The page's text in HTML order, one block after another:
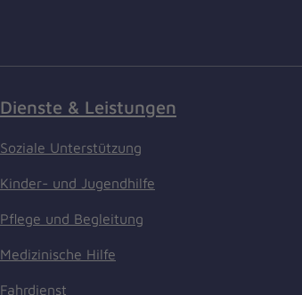
Dienste & Leistungen
Soziale Unterstützung
Kinder- und Jugendhilfe
Pflege und Begleitung
Medizinische Hilfe
Fahrdienst